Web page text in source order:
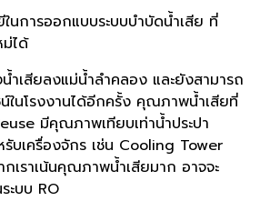
ในการออกแบบระบบบำบัดน้ำเสีย ที่
ได้
เสียลงแม่น้ำลำคลอง และยังสามารถ
น์ในโรงงานได้อีกครั้ง คุณภาพน้ำเสียที่
มีคุณภาพเทียบเท่าน้ำประปา
รับเครื่องจักร เช่น Cooling Tower
เราเน้นคุณภาพน้ำเสียมาก อาจจะ
ะบบ RO